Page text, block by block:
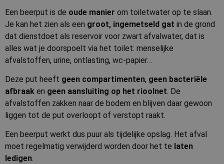
Een beerput is de oude manier om toiletwater op te slaan.
Je kan het zien als een groot, ingemetseld gat in de grond
dat dienstdoet als reservoir voor zwart afvalwater, dat is
alles wat je doorspoelt via het toilet: menselijke
afvalstoffen, urine, ontlasting, wc-papier…
Deze put heeft geen compartimenten, geen bacteriële
afbraak en geen aansluiting op het rioolnet. De
afvalstoffen zakken naar de bodem en blijven daar gewoon
liggen tot de put overloopt of verstopt raakt.
Een beerput werkt dus puur als tijdelijke opslag. Het afval
moet regelmatig verwijderd worden door het te laten
ledigen.